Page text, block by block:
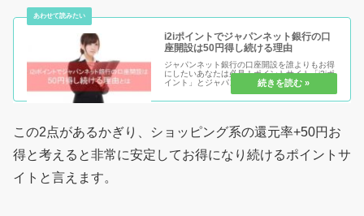
i2iポイントでジャパンネット銀行の口
座開設は50円得し続ける理由
ジャパンネット銀行の口座開設を誰よりもお得
にしたいあなたは必見！ポイントサイト「i2iポ
イント」とジャパンネット銀行を組み合わせ
る。 たったこれだけで、他にはない強力なお小
遣い稼ぎが出来るようになりました。ジャパン
この2点があるかぎり、ショッピング系の還元率+50円お
得と考えると非常に安定してお得になり続けるポイントサ
イトと言えます。